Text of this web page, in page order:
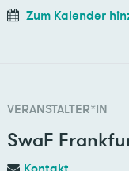
Zum Kalender
VERANSTALTER*IN
SwaF